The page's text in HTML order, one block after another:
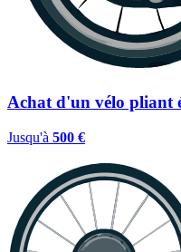
Achat d'un vélo pliant
Jusqu'à 500 €